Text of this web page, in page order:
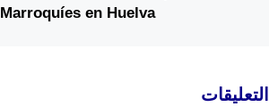
Marroquíes en Huelva
التعليقات